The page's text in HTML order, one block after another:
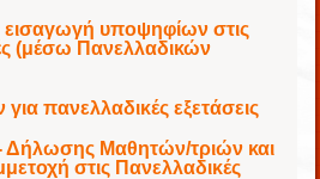
εισαγωγή υποψηφίων στις
(μέσω Πανελλαδικών
πανελλαδικές εξετάσεις
Δήλωσης Μαθητών/τριών και
στις Πανελλαδικές